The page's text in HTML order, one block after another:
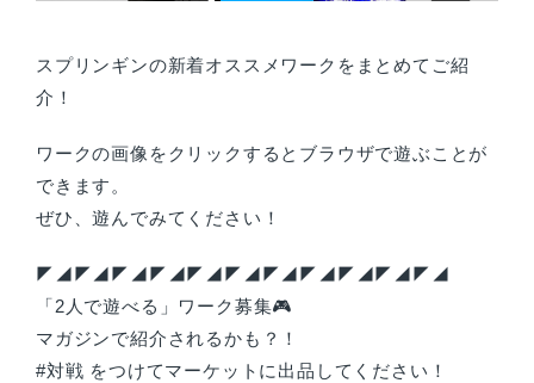
スプリンギンの新着オススメワークをまとめてご紹
介！
ワークの画像をクリックするとブラウザで遊ぶことが
できます。
ぜひ、遊んでみてください！
◤◢◤◢◤◢◤◢◤◢◤◢◤◢◤◢◤◢◤◢◤◢
「2人で遊べる」ワーク募集🎮
マガジンで紹介されるかも？！
#対戦 をつけてマーケットに出品してください！